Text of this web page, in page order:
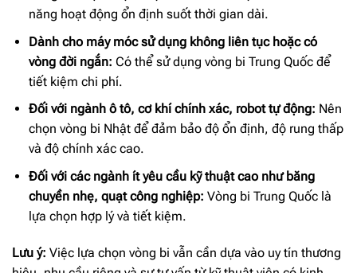
năng hoạt động ổn định suốt thời gian dài.
Dành cho máy móc sử dụng không liên tục hoặc có
vòng đời ngắn: Có thể sử dụng vòng bi Trung Quốc để
tiết kiệm chi phí.
Đối với ngành ô tô, cơ khí chính xác, robot tự động: Nên
chọn vòng bi Nhật để đảm bảo độ ổn định, độ rung thấp
và độ chính xác cao.
Đối với các ngành ít yêu cầu kỹ thuật cao như băng
chuyền nhẹ, quạt công nghiệp: Vòng bi Trung Quốc là
lựa chọn hợp lý và tiết kiệm.
Lưu ý: Việc lựa chọn vòng bi vẫn cần dựa vào uy tín thương